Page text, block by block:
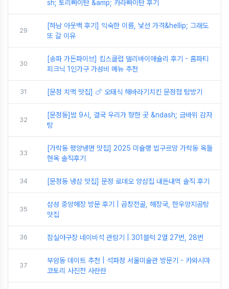
sh; 토리빠이탄 &amp; 카라빠이탄 후기
29
[하남 아웃백 후기] 익숙한 이름, 낯선 가격&hellip; 그래도
또 갈 이유
30
[송파 가든파이브] 킴스클럽 델리바이애슐리 후기 - 홈파티
피크닉 1인가구 가성비 메뉴 추천
31 [문정 치맥 맛집] 🍗 오태식 해바라기치킨 문정점 탐방기
32
[문정동]밤 9시, 결국 우리가 향한 곳 &ndash; 금바위 감자
탕
33
[가락동 평양냉면 맛집] 2025 미슐랭 빕구르망 가락동 옥돌
현옥 솔직후기
34 [문정동 냉삼 맛집] 문정 로데오 양삼집 내돈내먹 솔직 후기
35
삼성 중앙해장 방문 후기 | 곱창전골, 해장국, 한우양지곰탕
맛집
36 잠실야구장 네이비석 관람기 | 301블럭 2열 27번, 28번
37
부암동 데이트 추천 | 석파정 서울미술관 방문기 - 카와시마
코토리 사진전 사란란